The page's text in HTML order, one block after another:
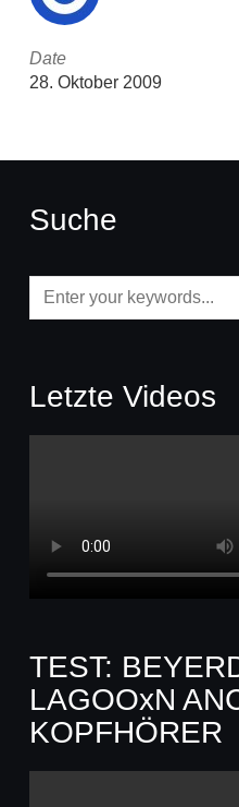
Date
28. Oktober 2009
Suche
Letzte Videos
TEST:
LAGOOxN
KOPFHÖRER